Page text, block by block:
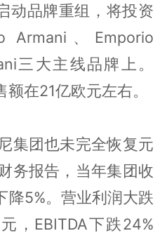
动品牌重组，将投资
、Emporio
三大主线品牌上。
在21亿欧元左右。
集团也未完全恢复元
务报告，当年集团收
降5%。营业利润大跌
，EBITDA下跌24%